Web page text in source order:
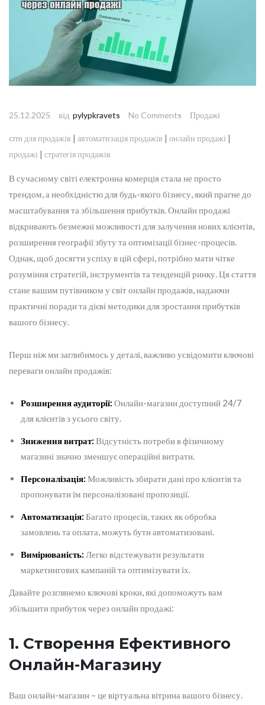
25.12.2025 від pylypkravets No Comments Продажі
crm для продажів | автоматизація продажів | онлайн продажі |
продажі | стратегія продажів
В сучасному світі електронна комерція стала не просто
трендом, а необхідністю для будь-якого бізнесу, який прагне до
масштабування та збільшення прибутків. Онлайн продажі
відкривають безмежні можливості для залучення нових клієнтів,
розширення географії збуту та оптимізації бізнес-процесів.
Однак, щоб досягти успіху в цій сфері, потрібно мати чітке
розуміння стратегій, інструментів та тенденцій ринку. Ця стаття
стане вашим путівником у світ онлайн продажів, надаючи
практичні поради та дієві методики для зростання прибутків
вашого бізнесу.
Перш ніж ми заглибимось у деталі, важливо усвідомити ключові
переваги онлайн продажів:
Розширення аудиторії: Онлайн-магазин доступний 24/7
для клієнтів з усього світу.
Зниження витрат: Відсутність потреби в фізичному
магазині значно зменшує операційні витрати.
Персоналізація: Можливість збирати дані про клієнтів та
пропонувати їм персоналізовані пропозиції.
Автоматизація: Багато процесів, таких як обробка
замовлень та оплата, можуть бути автоматизовані.
Вимірюваність: Легко відстежувати результати
маркетингових кампаній та оптимізувати їх.
Давайте розглянемо ключові кроки, які допоможуть вам
збільшити прибуток через онлайн продажі:
1. Створення Ефективного
Онлайн-Магазину
Ваш онлайн-магазин – це віртуальна вітрина вашого бізнесу.